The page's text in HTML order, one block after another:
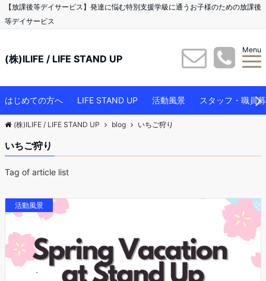
【放課後等デイサービス】発達に悩む特別支援学級に通うお子様のための放課後
等デイサービス
(株)ILIFE / LIFE STAND UP
Menu
はじめての方へ LIFE STAND UP 活動風景 スタッフ・職員
(株)ILIFE / LIFE STAND UP blog いちご狩り
いちご狩り
Tag of article list
活動風景